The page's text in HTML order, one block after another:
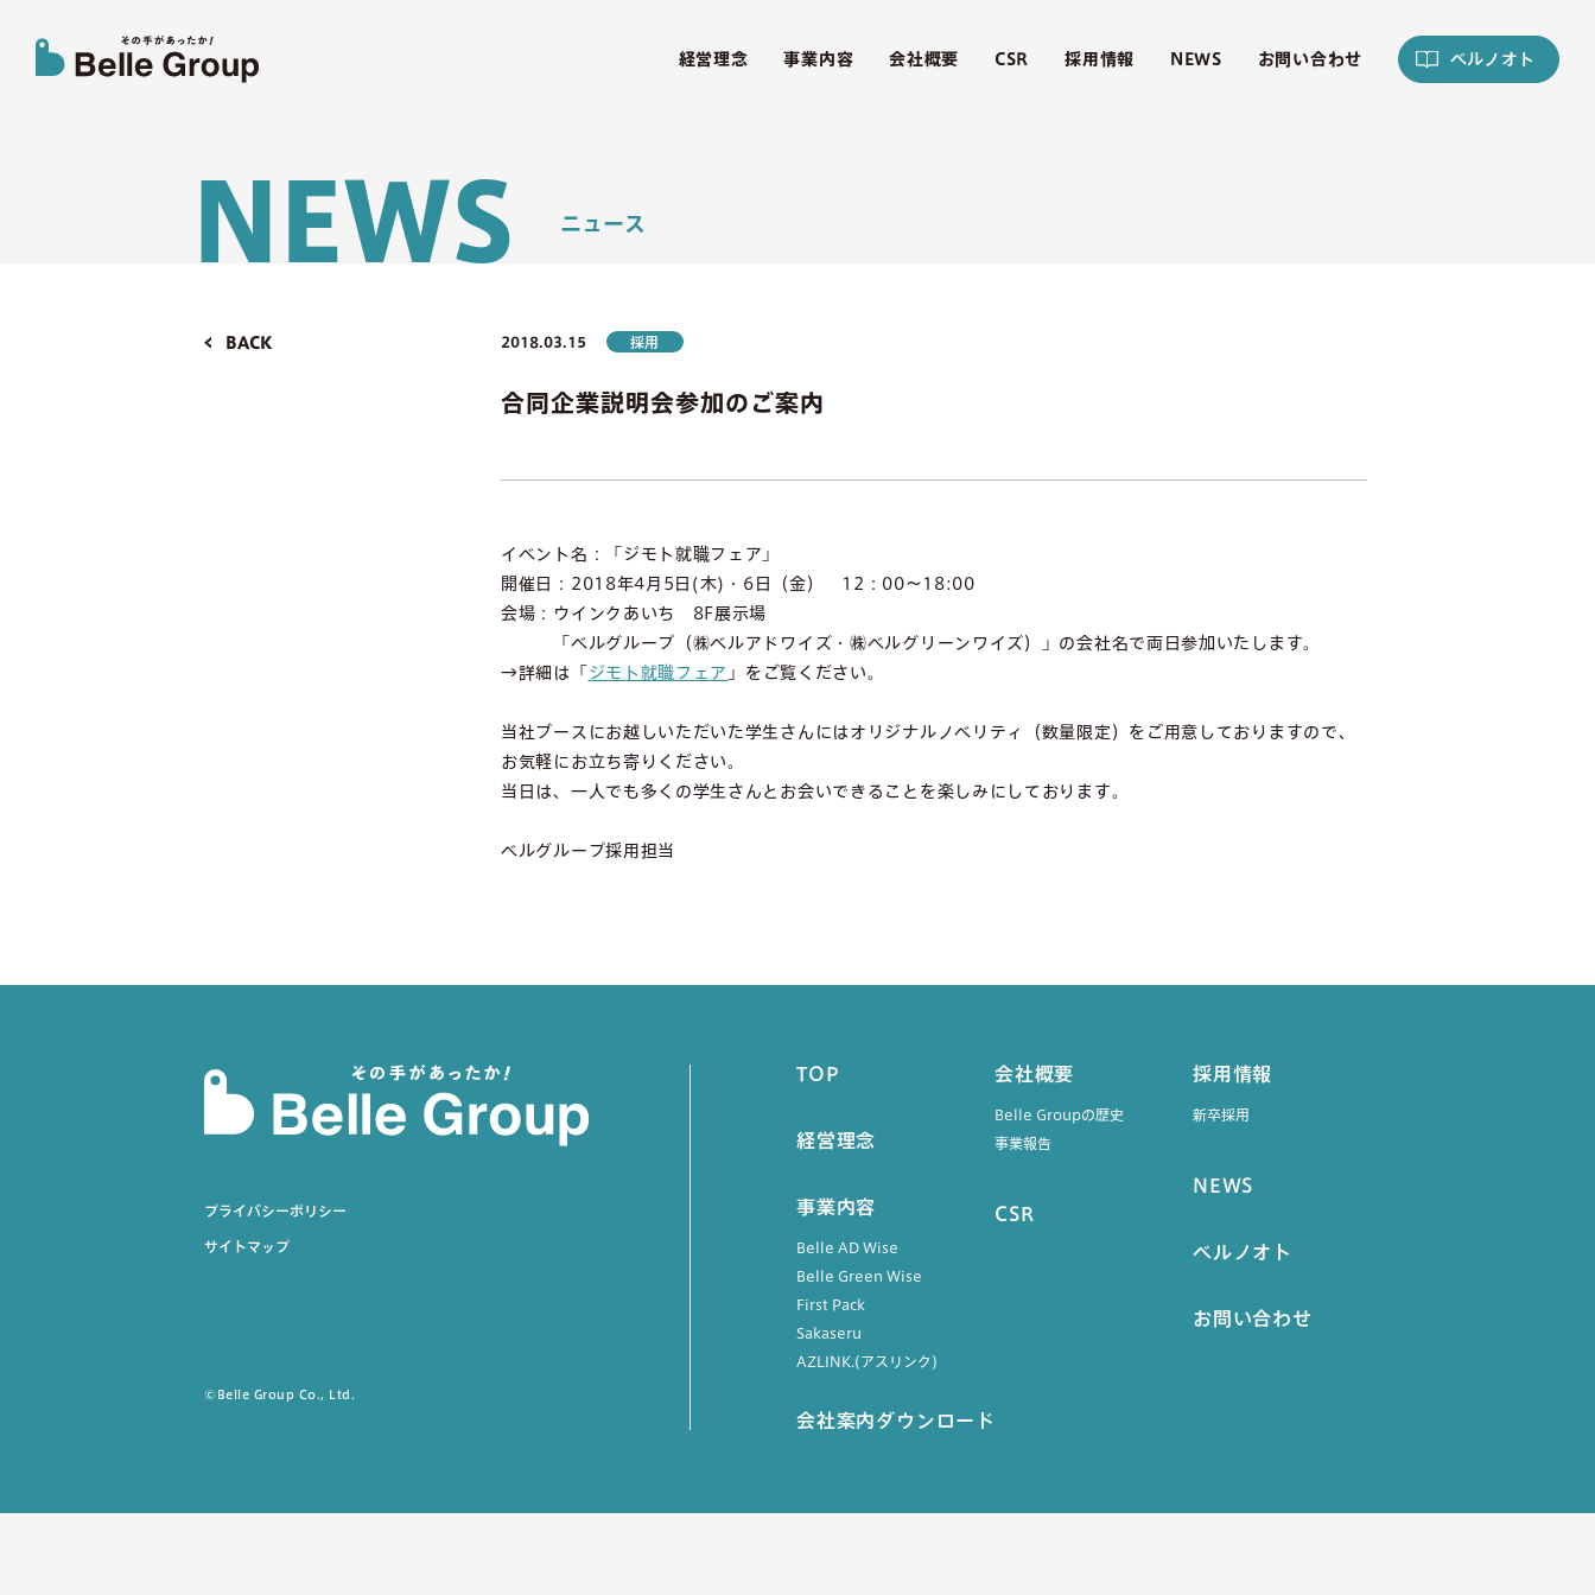
経営理念 事業内容 会社概要 CSR 採用情報 NEWS お問い合わせ ベルノオト
N EWS
BACK 2018.03.15 採用
合同企業説明会参加のご案内
イベント名：「ジモト就職フェア」
開催日：2018年4月5日(木)・6日（金） 12：00～18:00
会場：ウインクあいち 8F展示場
「ベルグループ（㈱ベルアドワイズ・㈱ベルグリーンワイズ）」の会社名で両日参加いたします。
→詳細は「 ジモト就職フェア 」をご覧ください。
当社ブースにお越しいただいた学生さんにはオリジナルノベリティ（数量限定）をご用意しておりますので、
お気軽にお立ち寄りください。
当日は、一人でも多くの学生さんとお会いできることを楽しみにしております。
ベルグループ採用担当
プライバシーポリシー
サイトマップ
©Belle Group Co., Ltd.
TOP
経営理念
事業内容
Belle AD Wise
Belle Green Wise
First Pack
Sakaseru
AZLINK.(アスリンク)
会社概要
Belle Groupの歴史
事業報告
CSR
採用情報
新卒採用
NEWS
ベルノオト
お問い合わせ
会社案内ダウンロード